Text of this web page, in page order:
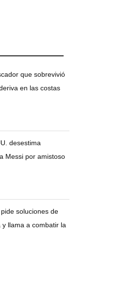
que sobrevivió
en las costas
desestima
Messi por amistoso
soluciones de
y llama a combatir la